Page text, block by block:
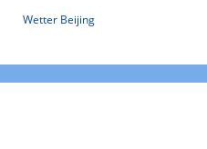
Wetter Beijing